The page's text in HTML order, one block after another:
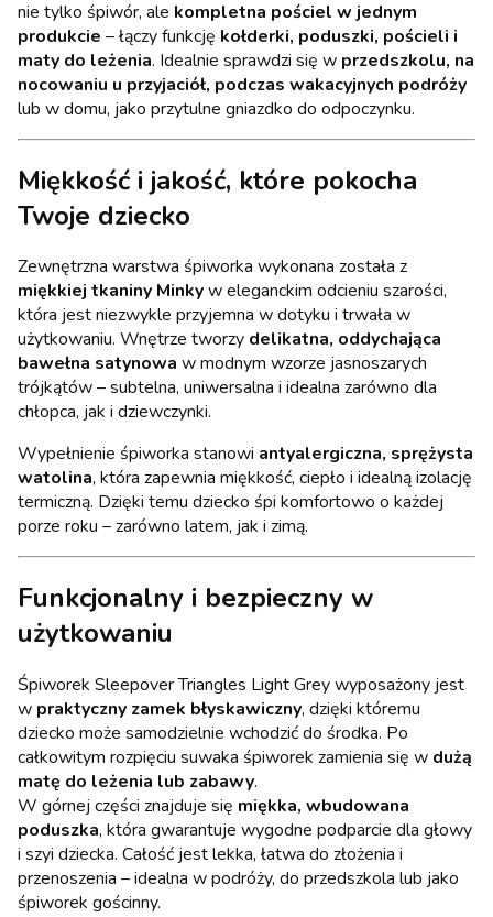
nie tylko śpiwór, ale kompletna pościel w jednym
produkcie – łączy funkcję kołderki, poduszki, pościeli i
maty do leżenia. Idealnie sprawdzi się w przedszkolu, na
nocowaniu u przyjaciół, podczas wakacyjnych podróży
lub w domu, jako przytulne gniazdko do odpoczynku.
Miękkość i jakość, które pokocha
Twoje dziecko
Zewnętrzna warstwa śpiworka wykonana została z
miękkiej tkaniny Minkyw eleganckim odcieniu szarości,
która jest niezwykle przyjemna w dotyku i trwała w
użytkowaniu. Wnętrze tworzy delikatna, oddychająca
bawełna satynowa w modnym wzorze jasnoszarych
trójkątów – subtelna, uniwersalna i idealna zarówno dla
chłopca, jak i dziewczynki.
Wypełnienie śpiworka stanowi antyalergiczna, sprężysta
watolina, która zapewnia miękkość, ciepło i idealną izolację
termiczną. Dzięki temu dziecko śpi komfortowo o każdej
porze roku – zarówno latem, jak i zimą.
Funkcjonalny i bezpieczny w
użytkowaniu
Śpiworek Sleepover Triangles Light Grey wyposażony jest
w praktyczny zamek błyskawiczny, dzięki któremu
dziecko może samodzielnie wchodzić do środka. Po
całkowitym rozpięciu suwaka śpiworek zamienia się w dużą
matę do leżenia lub zabawy.
W górnej części znajduje się miękka, wbudowana
poduszka, która gwarantuje wygodne podparcie dla głowy
i szyi dziecka. Całość jest lekka, łatwa do złożenia i
przenoszenia – idealna w podróży, do przedszkola lub jako
śpiworek gościnny.